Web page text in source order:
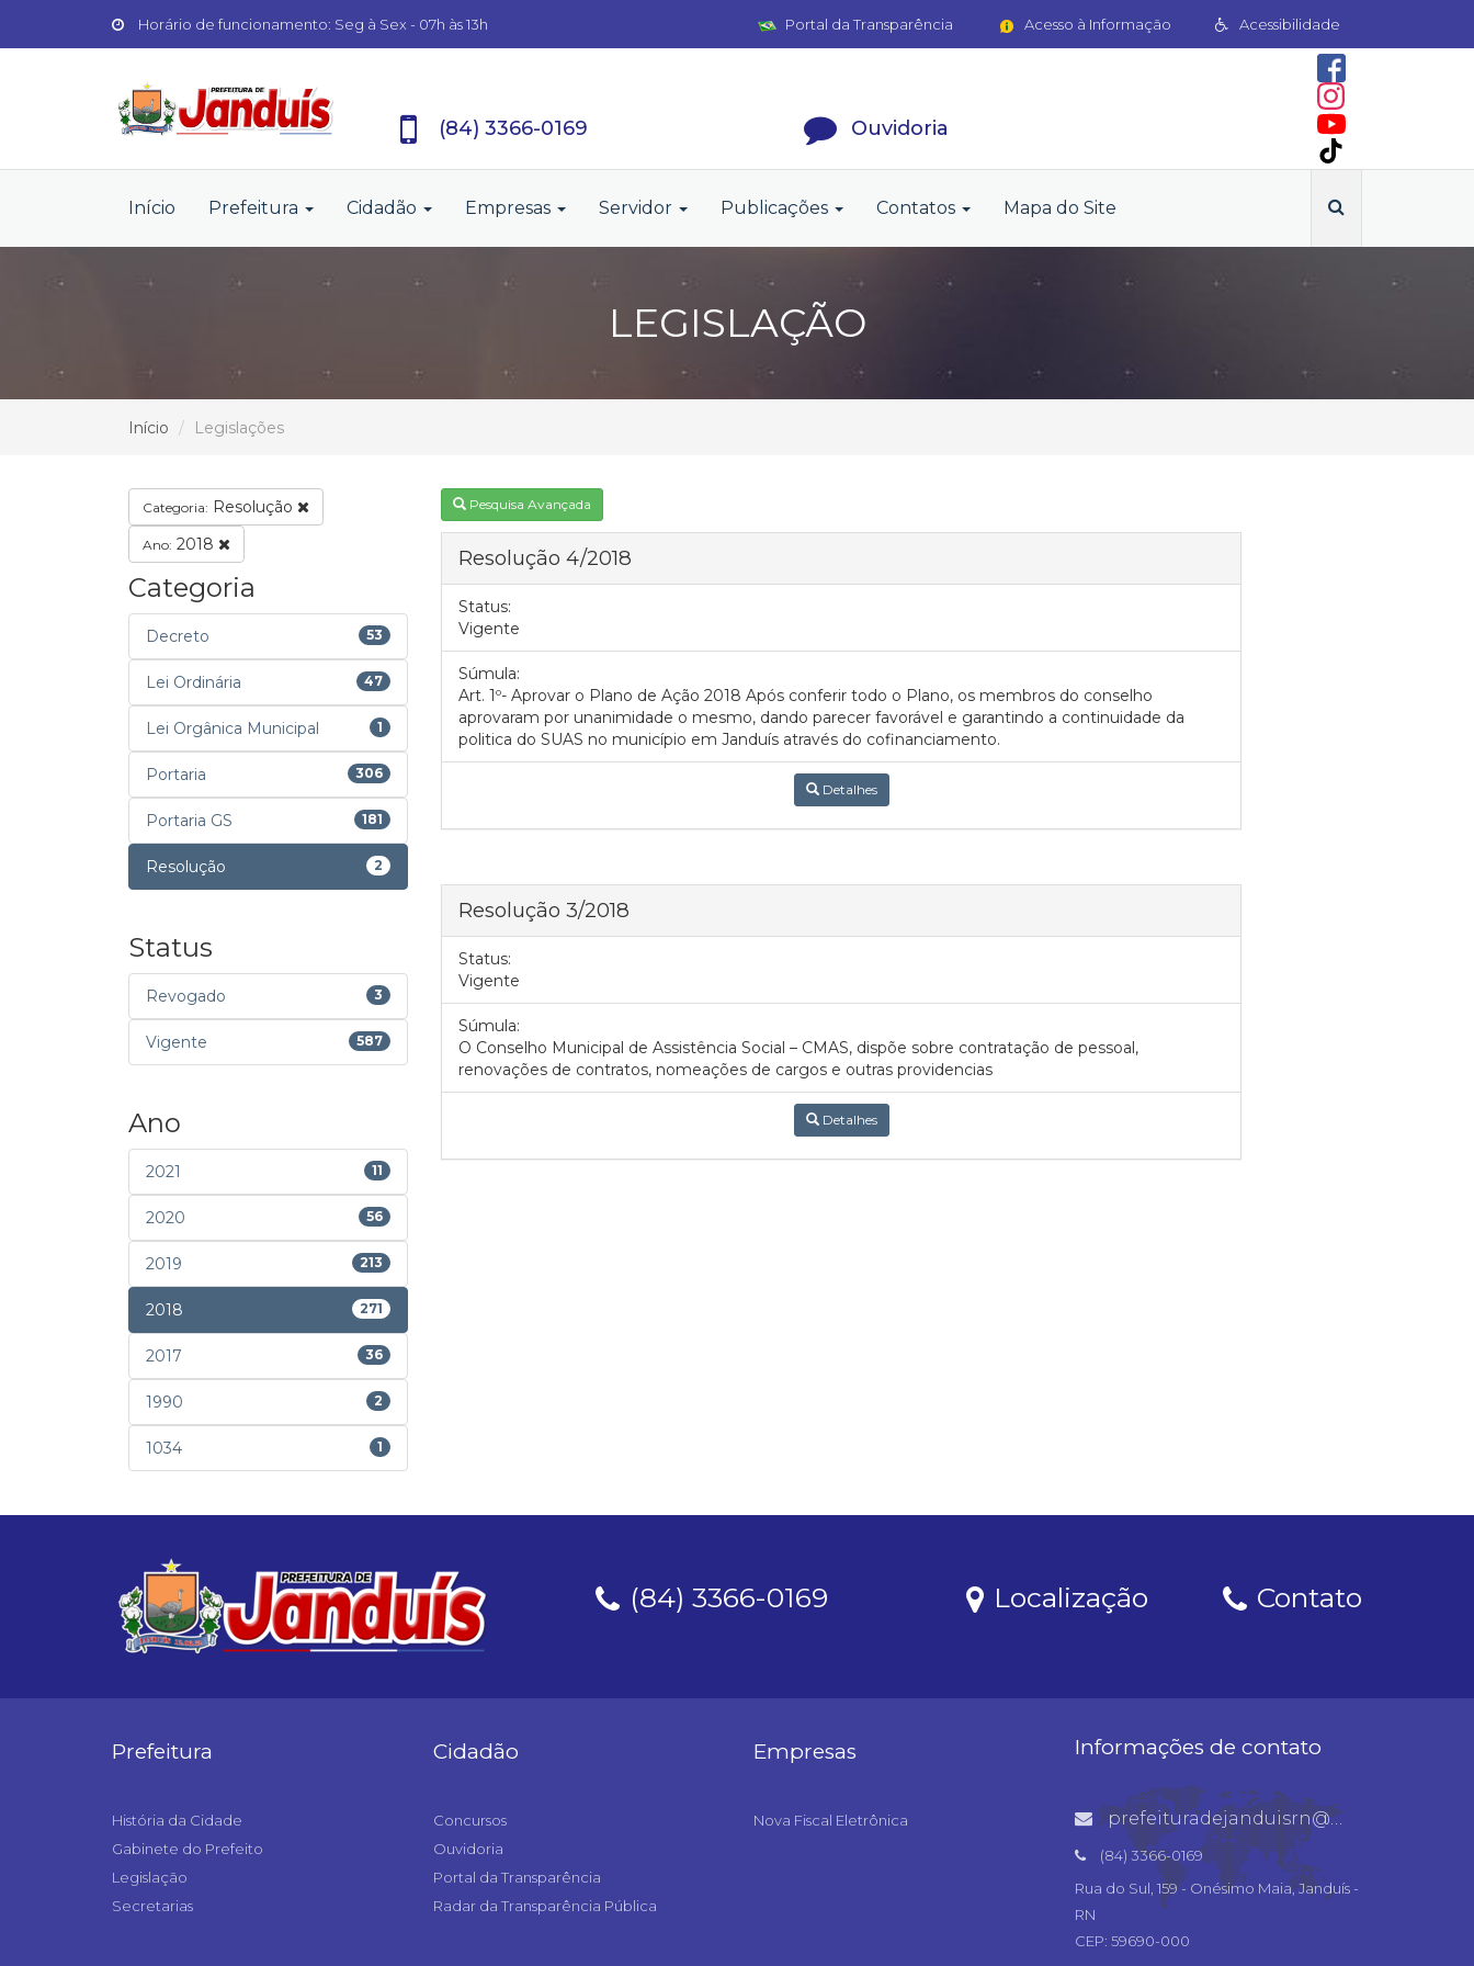
Horário de funcionamento: Seg à Sex - 07h às 13h Acessibilidade
Acesso à Informação
Portal da Transparência
(84) 3366-0169 Ouvidoria
Início Prefeitura Cidadão Empresas Servidor Publicações Contatos Mapa do Site
LEGISLAÇÃO
Início Legislações
Categoria: Resolução
Ano: 2018
Categoria
Decreto 53
Lei Ordinária 47
Lei Orgânica Municipal 1
Portaria 306
Portaria GS 181
Resolução 2
Status
Revogado 3
Vigente 587
Ano
2021 11
2020 56
2019 213
2018 271
2017 36
1990 2
1034 1
Pesquisa Avançada
Resolução 4/2018
Status:
Vigente
Súmula:
Art. 1º- Aprovar o Plano de Ação 2018 Após conferir todo o Plano, os membros do conselho
aprovaram por unanimidade o mesmo, dando parecer favorável e garantindo a continuidade da
politica do SUAS no município em Janduís através do cofinanciamento.
Detalhes
Resolução 3/2018
Status:
Vigente
Súmula:
O Conselho Municipal de Assistência Social – CMAS, dispõe sobre contratação de pessoal,
renovações de contratos, nomeações de cargos e outras providencias
Detalhes
(84) 3366-0169 Localização Contato
Prefeitura
História da Cidade
Gabinete do Prefeito
Legislação
Secretarias
Cidadão
Concursos
Ouvidoria
Portal da Transparência
Radar da Transparência Pública
Empresas
Nova Fiscal Eletrônica
Informações de contato
prefeituradejanduisrn@gmail.com
(84) 3366-0169
Rua do Sul, 159 - Onésimo Maia, Janduís -
RN
CEP: 59690-000